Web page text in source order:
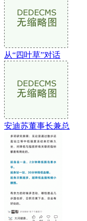
从“四叶草”对话
安迪苏董事长兼总